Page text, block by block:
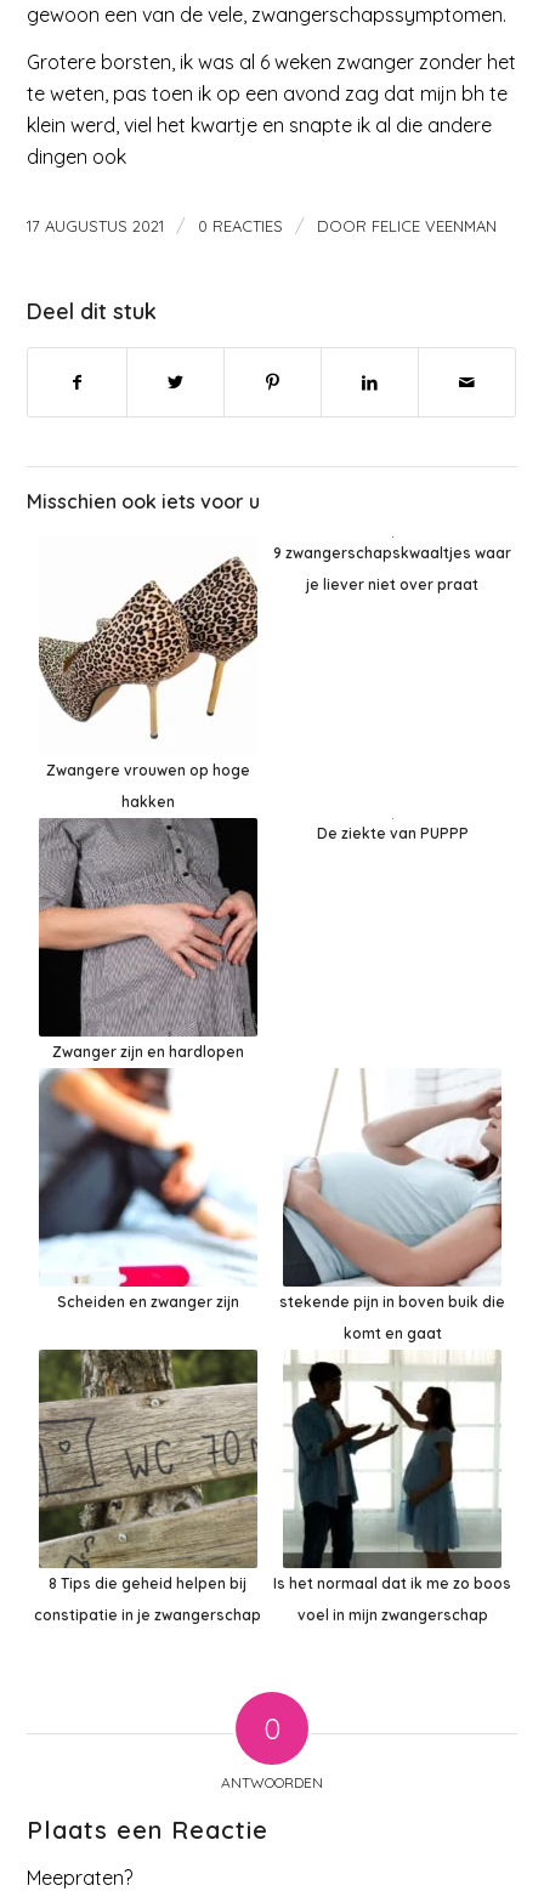
gewoon een van de vele, zwangerschapssymptomen.
Grotere borsten, ik was al 6 weken zwanger zonder het
te weten, pas toen ik op een avond zag dat mijn bh te
klein werd, viel het kwartje en snapte ik al die andere
dingen ook
17 AUGUSTUS 2021 / 0 REACTIES / DOOR FELICE VEENMAN
Deel dit stuk
Misschien ook iets voor u
Zwangere vrouwen op hoge
hakken
9 zwangerschapskwaaltjes waar
je liever niet over praat
Zwanger zijn en hardlopen
De ziekte van PUPPP
Scheiden en zwanger zijn
stekende pijn in boven buik die
komt en gaat
8 Tips die geheid helpen bij
constipatie in je zwangerschap
Is het normaal dat ik me zo boos
voel in mijn zwangerschap
0
ANTWOORDEN
Plaats een Reactie
Meepraten?